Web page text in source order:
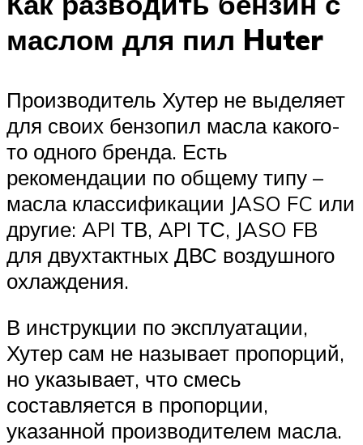
маслом для пил Huter
Производитель Хутер не выделяет
для своих бензопил масла какого-
то одного бренда. Есть
рекомендации по общему типу –
масла классификации JASO FC или
другие: API ТВ, API ТС, JASO FB
для двухтактных ДВС воздушного
охлаждения.
В инструкции по эксплуатации,
Хутер сам не называет пропорций,
но указывает, что смесь
составляется в пропорции,
указанной производителем масла.